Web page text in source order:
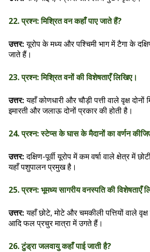
22. प्रश्न: मिश्रित वन कहाँ पाए जाते हैं?
उत्तर: यूरोप के मध्य और पश्चिमी भाग में टैगा के
जाते हैं।
23. प्रश्न: मिश्रित वनों की विशेषताएँ लिखिए।
उत्तर: यहाँ कोणधारी और चौड़ी पत्ती वाले वृक्ष
इमारती और जलाऊ दोनों प्रकार की होती है।
24. प्रश्न: स्टेप्स के घास के मैदानों का वर्णन
उत्तर:दक्षिण-पूर्वी यूरोप में कम वर्षा वाले क्षेत्र में
यहाँ पशुपालन प्रमुख है।
25. प्रश्न: भूमध्य सागरीय वनस्पति की विशेषताएँ
उत्तर: यहाँ छोटे, मोटे और चमकीली पत्तियों वाले
आदि फल प्रचुर मात्रा में उगते हैं।
26. टुंड्रा जलवायु कहाँ पाई जाती है?